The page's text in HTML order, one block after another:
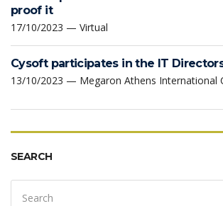
proof it
17/10/2023 — Virtual
Cysoft participates in the IT
13/10/2023 — Megaron Athens International
SEARCH
Search
for: